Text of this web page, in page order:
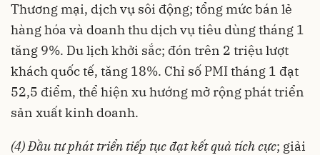
Thương mại, dịch vụ sôi động; tổng mức bán lẻ
hàng hóa và doanh thu dịch vụ tiêu dùng tháng 1
tăng 9%. Du lịch khởi sắc; đón trên 2 triệu lượt
khách quốc tế, tăng 18%. Chỉ số PMI tháng 1 đạt
52,5 điểm, thể hiện xu hướng mở rộng phát triển
sản xuất kinh doanh.
(4) Đầu tư phát triển tiếp tục đạt kết quả tích cực; giải